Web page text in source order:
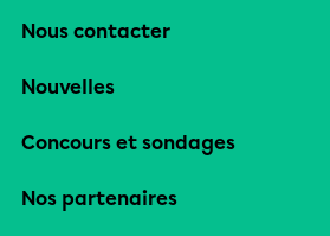
Nous contacter
Nouvelles
Concours et sondages
Nos partenaires